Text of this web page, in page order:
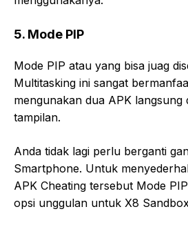
5. Mode PIP
Mode PIP atau yang bisa juag
Multitasking ini sangat
mengunakan dua APK langsung
tampilan.
Anda tidak lagi perlu berganti
Smartphone. Untuk
APK Cheating tersebut Mode
opsi unggulan untuk X8